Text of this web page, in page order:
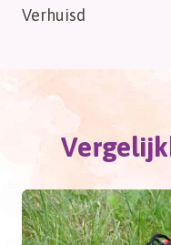
navigatie
Verhuisd